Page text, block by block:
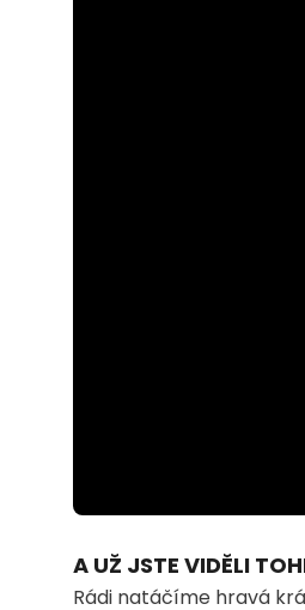
66.56%
A UŽ JSTE VIDĚLI
Rádi natáčíme hravá